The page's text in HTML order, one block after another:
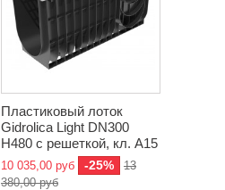
Пластиковый лоток
Gidrolica Light DN300
Н480 с решеткой, кл. A15
10 035,00 руб -25%
13
380,00 руб